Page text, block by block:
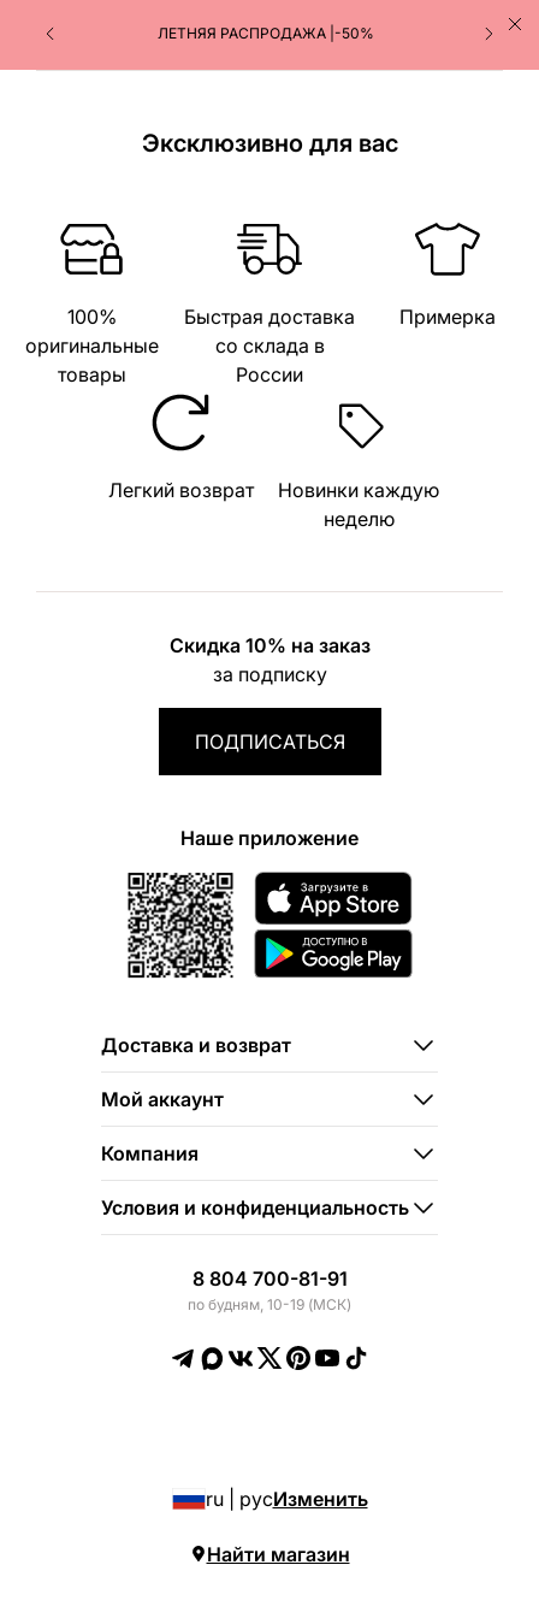
ЛЕТНЯЯ РАСПРОДАЖА |-50%
Эксклюзивно для вас
100%
оригинальные
товары
Быстрая доставка
со склада в
России
Примерка
Легкий возврат
Новинки каждую
неделю
Скидка 10% на заказ
за подписку
ПОДПИСАТЬСЯ
Наше приложение
Доставка и возврат
Мой аккаунт
Компания
Условия и конфиденциальность
8 804 700-81-91
по будням, 10-19 (МСК)
ru | русИзменить
Найти магазин